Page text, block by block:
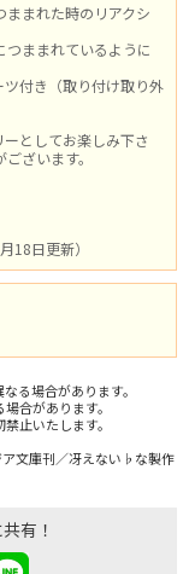
ままれた時のリアクシ
つままれているように
ツ付き（取り付け取り外
としてお楽しみ下さ
ざいます。
18日更新）
る場合があります。
合があります。
止いたします。
文庫刊／冴えない♭な製作
有！